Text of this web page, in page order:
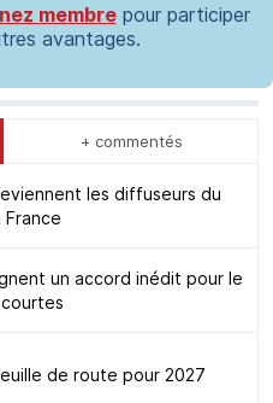
membrepour participer
avantages.
+ commentés
les diffuseurs du
un accord inédit pour le
de route pour 2027